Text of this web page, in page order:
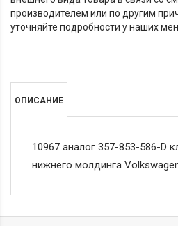
производителем или по другим
уточняйте подробности у наших
ОПИСАНИЕ
10967 аналог 357-853-586-D
нижнего молдинга